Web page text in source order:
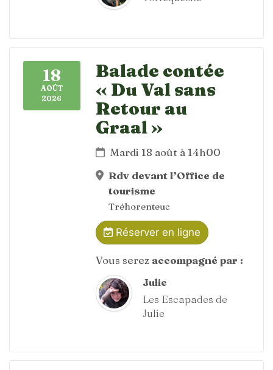
18
AOÛT
2026
Balade contée
« Du Val sans
Retour au
Graal »
Mardi 18 août à 14h00
Rdv devant l’Office de
tourisme
Tréhorenteuc
Réserver en ligne
Vous serez accompagné par :
Julie
Les Escapades de
Julie